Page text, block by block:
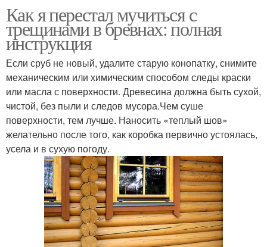
Как я перестал мучиться с
трещинами в бревнах: полная
инструкция
Если сруб не новый, удалите старую конопатку, снимите
механическим или химическим способом следы краски
или масла с поверхности. Древесина должна быть сухой,
чистой, без пыли и следов мусора.Чем суше
поверхности, тем лучше. Наносить «теплый шов»
желательно после того, как коробка первично устоялась,
усела и в сухую погоду.